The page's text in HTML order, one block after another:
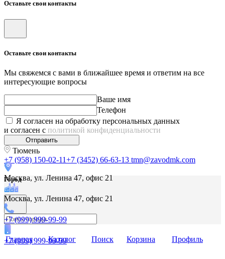
Москва, ул. Ленина 47, офис 21
Москва, ул. Ленина 47, офис 21
+7 (999) 999-99-99
+7 (999) 999-99-99
Оставьте свои контакты
Оставьте свои контакты
Мы свяжемся с вами в ближайшее время и ответим на все
интересующие вопросы
Ваше имя
Телефон
Я согласен на обработку персональных данных
и согласен с политикой конфиденциальности
Отправить
Тюмень
+7 (958) 150-02-11+7 (3452) 66-63-13 tmn@zavodmk.com
Город
Главная Каталог Поиск Корзина Профиль